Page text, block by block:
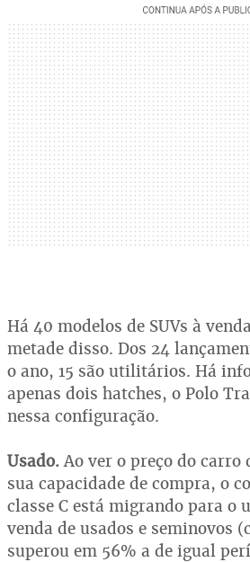
Há 40 modelos de SUVs à
metade disso. Dos 24
o ano, 15 são utilitários. Há
apenas dois hatches, o Polo
nessa configuração.
Usado.Ao ver o preço do carro
sua capacidade de compra, o
classe C está migrando para o
venda de usados e seminovos
superou em 56% a de igual